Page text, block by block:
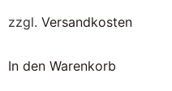
zzgl. Versandkosten
In den Warenkorb